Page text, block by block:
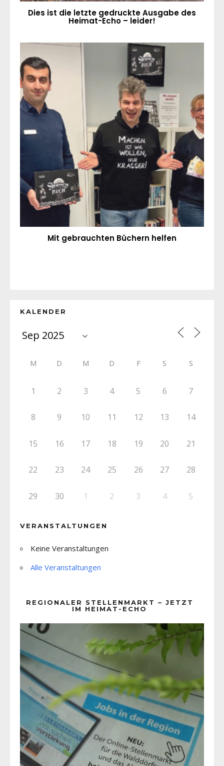
Dies ist die letzte gedruckte Ausgabe des
Heimat-Echo – leider!
Mit gebrauchten Büchern helfen
KALENDER
M D M D F S S
1 2 3 4 5 6 7
8 9 10 11 12 13 14
15 16 17 18 19 20 21
22 23 24 25 26 27 28
29 30 1 2 3 4 5
VERANSTALTUNGEN
Keine Veranstaltungen
Alle Veranstaltungen
REGIONALER STELLENMARKT – JETZT
IM HEIMAT-ECHO
Player